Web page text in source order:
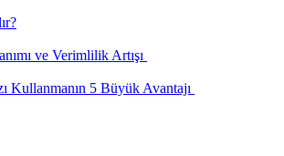
ve Verimlilik Artışı
Kullanmanın 5 Büyük Avantajı